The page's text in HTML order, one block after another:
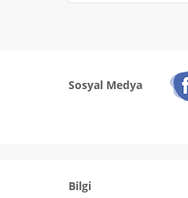
Sosyal Medya
Bilgi